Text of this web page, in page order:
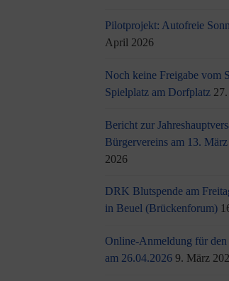
Pilotprojekt: Autofreie
April 2026
Noch keine Freigabe vom
Spielplatz am Dorfplatz
Bericht zur
Bürgervereins am 13.
2026
DRK Blutspende am
in Beuel (Brückenforum)
Online-Anmeldung für
am 26.04.2026 9. März